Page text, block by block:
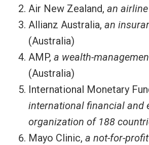
Air New Zealand, an airline
Allianz Australia, an
(Australia)
AMP, a wealth-
(Australia)
International Monetary
international financial and
organization of 188
Mayo Clinic, a not-for-